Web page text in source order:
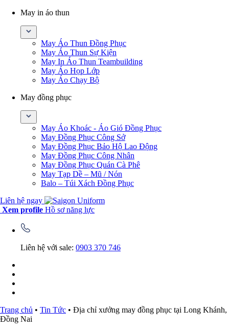
May in áo thun
May Áo Thun Đồng Phục
May Áo Thun Sự Kiện
May In Áo Thun Teambuilding
May Áo Họp Lớp
May Áo Chạy Bộ
May đồng phục
May Áo Khoác - Áo Gió Đồng Phục
May Đồng Phục Công Sở
May Đồng Phục Bảo Hộ Lao Động
May Đồng Phục Công Nhân
May Đồng Phục Quán Cà Phê
May Tạp Dề – Mũ / Nón
Balo – Túi Xách Đồng Phục
Liên hệ ngay
Xem profile Hồ sơ năng lực
Liên hệ với sale: 0903 370 746
Trang chủ • Tin Tức • Địa chỉ xưởng may đồng phục tại Long Khánh,
Đồng Nai